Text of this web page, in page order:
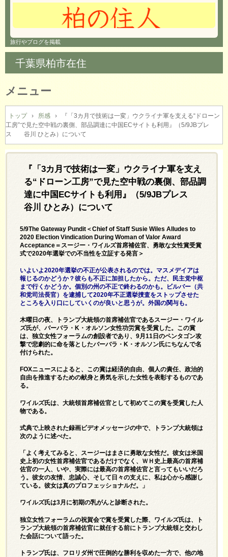
旅行やブログを掲載
千葉県柏市在住
メニュー
コ
ン
テ
ン
トップ › 所感 ›
『「3カ月で技術は一変」ウクライナ軍を支える“ドローン
工房”で見た空中戦の裏側、部品調達に中国ECサイトも利用』（5/9JBプレ
ス 谷川 ひとみ）について
『「3カ月で技術は一変」ウクライナ軍を支え
る“ドローン工房”で見た空中戦の裏側、部品調
達に中国ECサイトも利用』（5/9JBプレス
谷川 ひとみ）について
5/9The Gateway Pundit＜Chief of Staff Susie Wiles Alludes to
2020 Election Vindication During Woman of Valor Award
Acceptance＝スージー・ワイルズ首席補佐官、勇敢な女性賞受賞
式で2020年選挙での不当性を立証する発言＞
いよいよ2020年選挙の不正が公表されるのでは。マスメデイアは
報じるのかどうか？彼らも不正に加担したから。ただ、民主党中枢
まで行くかどうか。個別の州の不正で終わるのかも。ビルバー（共
和党司法長官）を逮捕して2020年不正選挙捜査をストップさせた
ところを入り口にしていくのが良いと思うが。外国の関与も。
木曜日の夜、トランプ大統領の首席補佐官であるスージー・ワイル
ズ氏が、バーバラ・K・オルソン女性功労賞を受賞した。この賞
は、独立女性フォーラムの創設者であり、9月11日のペンタゴン攻
撃で悲劇的に命を落としたバーバラ・K・オルソン氏にちなんで名
付けられた。
FOXニュースによると、 この賞は経済的自由、個人の責任、政治的
自由を推進するための献身と勇気を示した女性を表彰するものであ
る。
ワイルズ氏は、大統領首席補佐官として初めてこの賞を受賞した人
物である。
式典で上映された録画ビデオメッセージの中で、トランプ大統領は
次のように述べた。
「よく考えてみると、スージーはまさに勇敢な女性だ。彼女は米国
史上初の女性首席補佐官であるだけでなく、ＷＨ史上最高の首席補
佐官の一人、いや、実際には最高の首席補佐官と言ってもいいだろ
う。彼女の友情、忠誠心、そして日々の支えに、私は心から感謝し
ている。彼女は真のプロフェッショナルだ。」
ワイルズ氏は3月に初期の乳がんと診断された。
独立女性フォーラムの祝賀会で賞を受賞した際、ワイルズ氏は、ト
ランプ大統領の首席補佐官に就任する前にトランプ大統領と交わし
た会話について語った。
トランプ氏は、フロリダ州で圧倒的な勝利を収めた一方で、他の地